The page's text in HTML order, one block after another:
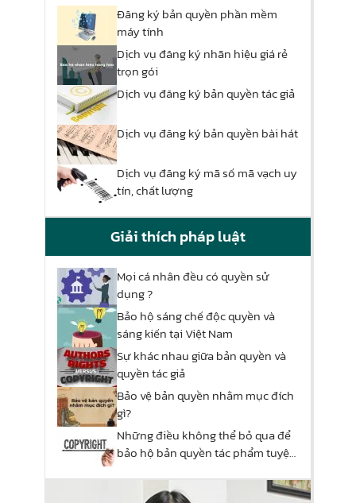
Đăng ký bản quyền phần mềm
máy tính
Dịch vụ đăng ký nhãn hiệu giá rẻ
trọn gói
Dịch vụ đăng ký bản quyền tác giả
Dịch vụ đăng ký bản quyền bài hát
Dịch vụ đăng ký mã số mã vạch uy
tín, chất lượng
Giải thích pháp luật
Mọi cá nhân đều có quyền sử
dụng ?
Bảo hộ sáng chế độc quyền và
sáng kiến tại Việt Nam
Sự khác nhau giữa bản quyền và
quyền tác giả
Bảo vệ bản quyền nhằm mục đích
gì?
Những điều không thể bỏ qua để
bảo hộ bản quyền tác phẩm tuyệt